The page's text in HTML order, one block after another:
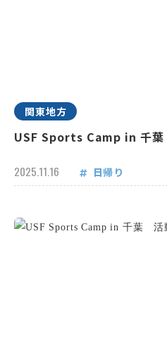
関東地方
USF Sports Camp in 千
2025.11.16 日帰り